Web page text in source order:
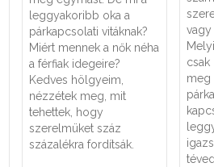
leggyakoribb oka a
párkapcsolati vitáknak?
Miért mennek a nők néha
a férfiak idegeire?
Kedves hölgyeim,
nézzétek meg, mit
tehettek, hogy
szerelmüket száz
százalékra fordítsák.
vagy
csak
meg